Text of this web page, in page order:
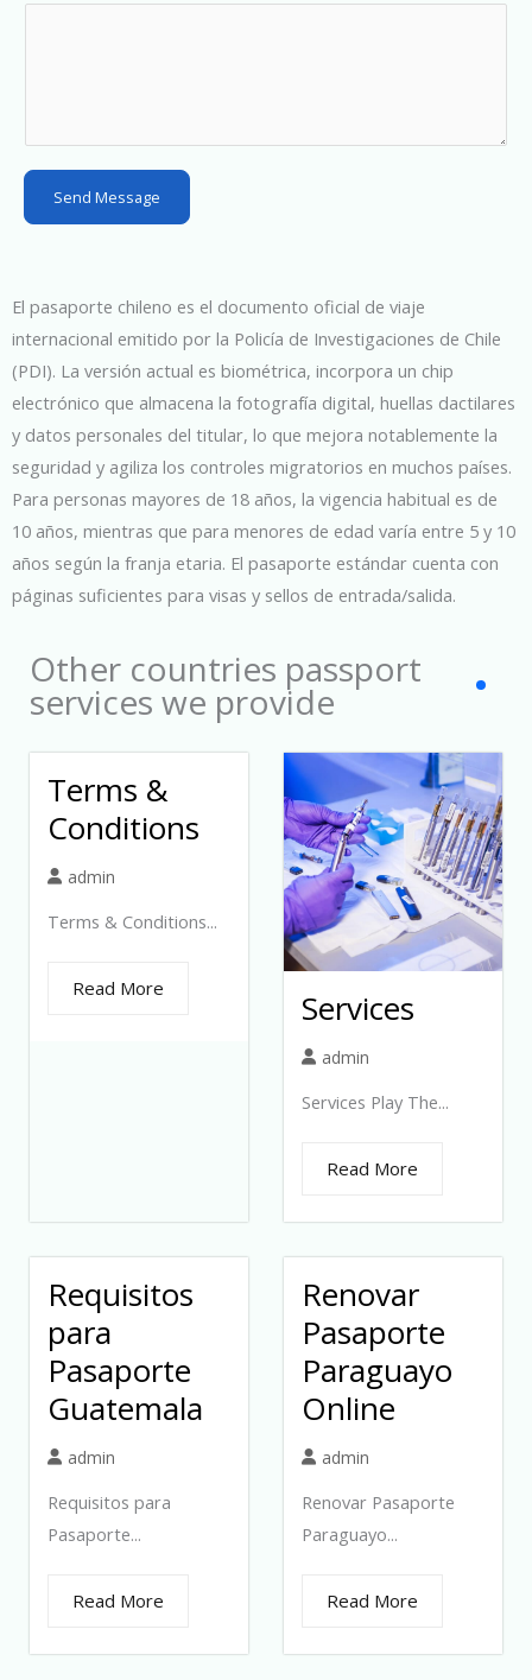
e
s
+Send Message
El pasaporte chileno es el documento oficial de viaje
internacional emitido por la Policía de Investigaciones de Chile
(PDI). La versión actual es biométrica, incorpora un chip
electrónico que almacena la fotografía digital, huellas dactilares
y datos personales del titular, lo que mejora notablemente la
seguridad y agiliza los controles migratorios en muchos países.
Para personas mayores de 18 años, la vigencia habitual es de
10 años, mientras que para menores de edad varía entre 5 y 10
años según la franja etaria. El pasaporte estándar cuenta con
páginas suficientes para visas y sellos de entrada/salida.
Other countries passport
services we provide
Terms &
Conditions
admin
Terms & Conditions...
Read More Services
admin
Services Play The...
Read More
Requisitos
para
Pasaporte
Guatemala
admin
Requisitos para
Pasaporte...
Read More
Renovar
Pasaporte
Paraguayo
Online
admin
Renovar Pasaporte
Paraguayo...
Read More